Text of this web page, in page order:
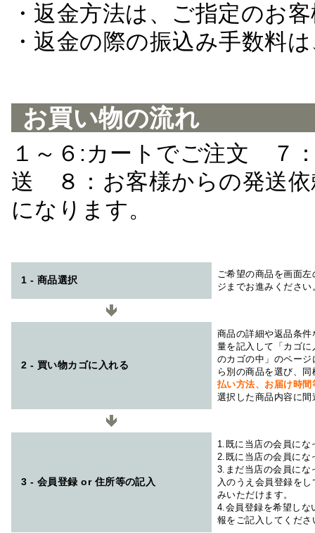
・返金方法は、ご指定のお
・返金の際の振込み手数料
お買い物の流れ
１～６:カートでご注文 ７
送 ８：お客様からの発送
になります。
1 - 商品選択
ご希望の商品を画面
ジまでお進みください
2 - 買い物カゴに入れる
商品の詳細や返品条
量を記入して「カゴ
のカゴの中」のペー
ら別の商品を選び、
払い方法、お届け時
選択した商品内容に
3 - 会員登録 or 住所等の記入
1.既に当店の会員にな
2.既に当店の会員にな
3.まだ当店の会員にな
入のうえ会員登録を
みいただけます。
4.会員登録を希望しな
報をご記入してくださ